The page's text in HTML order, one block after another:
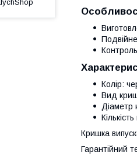
Колір:
Вид
Діаметр
Кришка
Гарантійний